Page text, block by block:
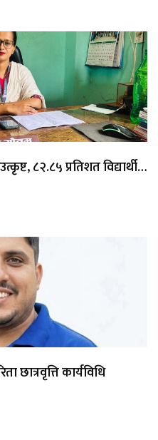
८२.८५ प्रतिशत विद्यार्थी…
छात्रवृत्ति कार्यविधि